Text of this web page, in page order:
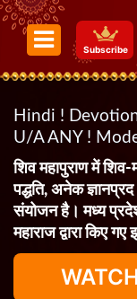
Subscribe
Hindi !
U/A ANY !
शिव महापुराण में
पद्धति, अनेक
संयोजन है। मध्य
महाराज द्वारा किए